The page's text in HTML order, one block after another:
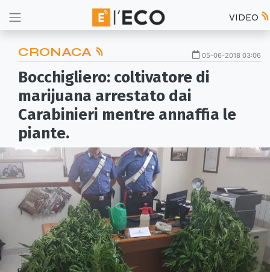
VIDEO
CRONACA 05-06-2018 03:06
Bocchigliero: coltivatore di
marijuana arrestato dai
Carabinieri mentre annaffia le
piante.